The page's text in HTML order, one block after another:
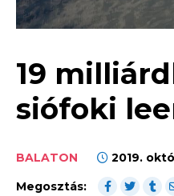
19
siófoki
BALATON 2019.
Megosztás: